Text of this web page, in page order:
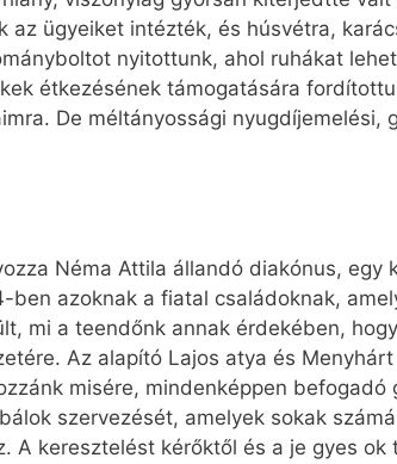
ügyeiket intézték, és húsvétra,
nyitottunk, ahol ruhákat
étkezésének támogatására
De méltányossági nyugdíjemelési,
Néma Attila állandó diakónus, egy
azoknak a fiatal családoknak,
mi a teendőnk annak érdekében,
Az alapító Lajos atya és Menyhárt
misére, mindenképpen befogadó
szervezését, amelyek sokak
A keresztelést kérőktől és a je gyes ok